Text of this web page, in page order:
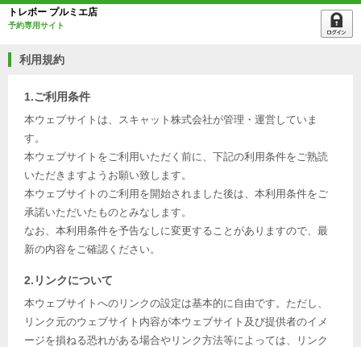
トレボー プルミエ店
予約専用サイト
利用規約
1.ご利用条件
本ウェブサイトは、スキャット株式会社が管理・運営していま
す。
本ウェブサイトをご利用いただく前に、下記の利用条件をご熟読
いただきますようお願い致します。
本ウェブサイトのご利用を開始されました後は、本利用条件をご
承諾いただいたものとみなします。
なお、本利用条件を予告なしに変更することがありますので、最
新の内容をご確認ください。
2.リンクについて
本ウェブサイトへのリンクの設定は基本的に自由です。ただし、
リンク元のウェブサイト内容が本ウェブサイト及び提供者のイメ
ージを損ねる恐れがある場合やリンク方法等によっては、リンク